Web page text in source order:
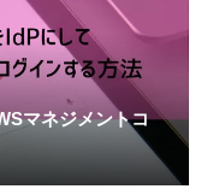
マネジメントコ